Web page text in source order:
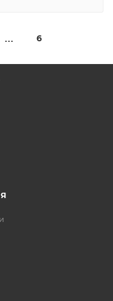
6